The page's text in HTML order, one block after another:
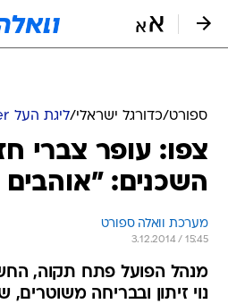
ספורט/כדורגל ישראלי/ליגת העל Winner
צפו: עופר צברי
השכנים: "אוהבים
מערכת וואלה ספורט
3.12.2014 / 15:45
מנהל הפועל פתח תקוה,
נוי זיתון ובבריחה